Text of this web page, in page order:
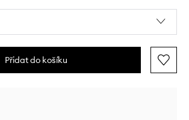
Přidat do košíku